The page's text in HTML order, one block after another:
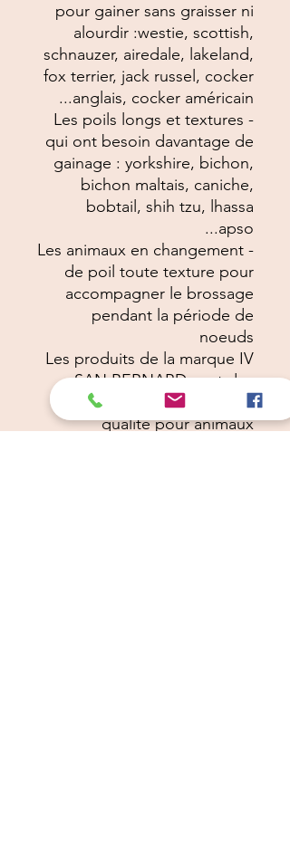
pour gainer sans graisser ni
alourdir :westie, scottish,
schnauzer, airedale, lakeland,
fox terrier, jack russel, cocker
anglais, cocker américain...
- Les poils longs et textures
qui ont besoin davantage de
gainage : yorkshire, bichon,
bichon maltais, caniche,
bobtail, shih tzu, lhassa
apso...
- Les animaux en changement
de poil toute texture pour
accompagner le brossage
pendant la période de
noeuds
Les produits de la marque IV
SAN BERNARD sont des
produits cosmétiques de
qualité pour animaux